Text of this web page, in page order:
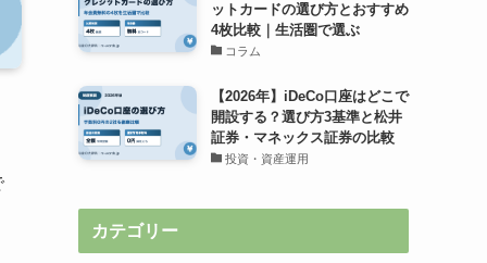
ットカードの選び方とおすすめ
4枚比較｜生活圏で選ぶ
コラム
【2026年】iDeCo口座はどこで
開設する？選び方3基準と松井
証券・マネックス証券の比較
投資・資産運用
カテゴリー